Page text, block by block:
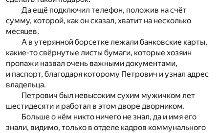
Да ещё подключил телефон, положив на счёт
сумму, которой, как он сказал, хватит на несколько
месяцев.
А в утерянной борсетке лежали банковские карты,
какие-то свёрнутые листы бумаги, которые хозяин
пропажи назвал очень важными документами,
и паспорт, благодаря которому Петрович и узнал адрес
владельца.
Петрович был невысоким сухим мужичком лет
шестидесяти и работал в этом дворе дворником.
Больше о нём никто ничего не знал, да и имя его
знали, видимо, только в отделе кадров коммунального